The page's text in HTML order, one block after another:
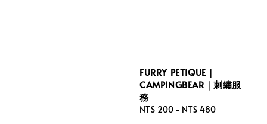
FURRY PETIQUE｜
CAMPINGBEAR｜刺繡服
務
Regular
NT$ 200 - NT$ 480